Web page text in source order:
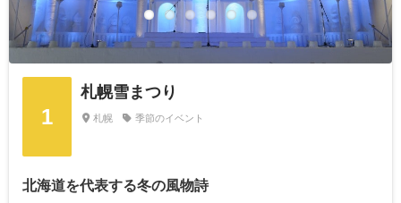
1
札幌雪まつり
札幌 季節のイベント
北海道を代表する冬の風物詩